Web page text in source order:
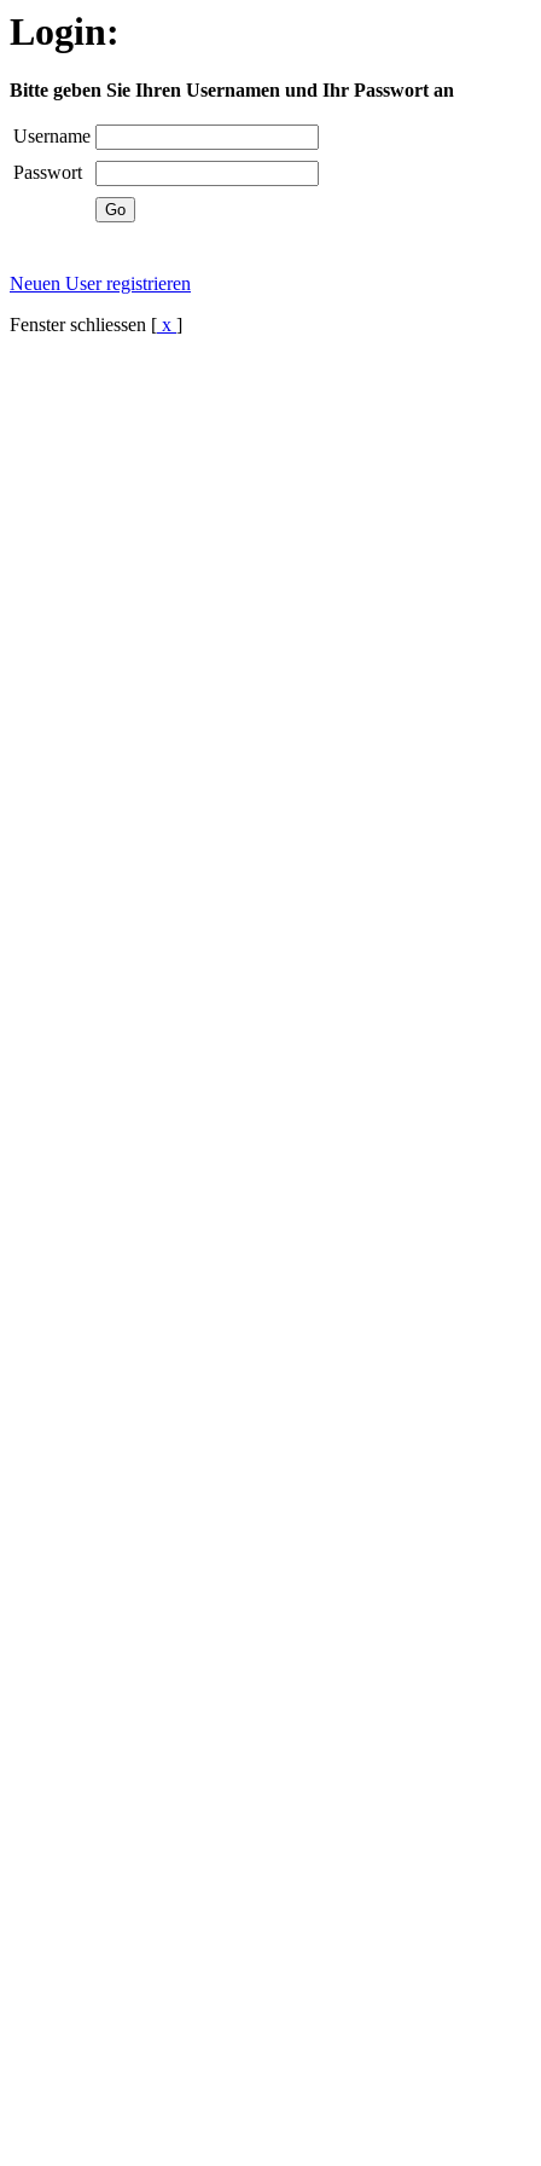
Login:
Bitte geben Sie Ihren Usernamen und Ihr Passwort an
Username
Passwort
Neuen User registrieren
Fenster schliessen [ x ]